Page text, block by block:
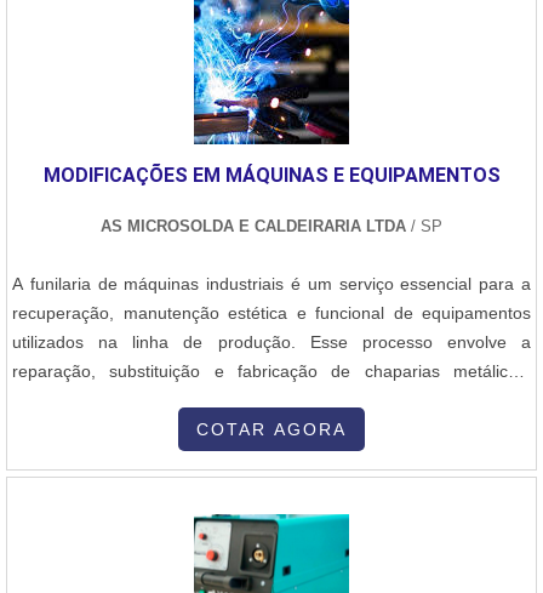
placa de temperatura;A placa de temperatura é controlada para
que o aquecimento seja preciso;As peças fundidas recebem
pressão conforme as normas e padrões de soldagem.Só uma
empresa tradicional no ramo de solda participa de forma ativa dos
mais variados projetos e oferece consultoria para mineradoras e
realiza serviço de soldagem por termofusão qualidade,
confiabilidade e preço acessível. Para a realização da soldagem
empresa especializada no setor. Além disso, a empresa deve
oferecer uma ampla variedade de equipamentos, podendo atender
projetos de solda que variam de 20mm até 1600mm, suprindo as
necessidades dos mais distintos setores.EMPRESA
serviço de solda por termofusão, a empresa deve ter tradição em
soldas de PEAD e PP, como é o caso da DPS renomada no
segmento e reconhecida no Brasil e no exterior. A empresa
suporte necessário do planejamento até o pós obra em todos os
MODIFICAÇÕES EM MÁQUINAS E EQUIPAMENTOS
AS MICROSOLDA E CALDEIRARIA LTDA / SP
A funilaria de máquinas industriais é um serviço essencial para a
recuperação, manutenção estética e funcional de equipamentos
utilizados na linha de produção. Esse processo envolve a
reparação, substituição e fabricação de chaparias metálicas,
O trabalho começa com uma avaliação detalhada do estado da
desmonte controlado das peças danificadas, fazendo o reparo ou
substituição por componentes novos, fabricados sob medida em
aço carbono, inox ou alumínio, conforme a necessidade do projeto.
COTAR AGORA